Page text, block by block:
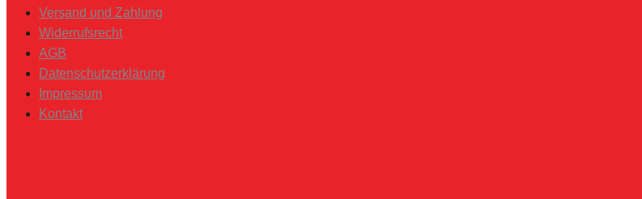
Versand und Zahlung
Widerrufsrecht
AGB
Datenschutzerklärung
Impressum
Kontakt